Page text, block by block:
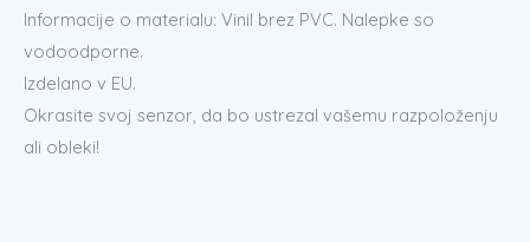
Informacije o materialu: Vinil brez PVC. Nalepke so
vodoodporne.
Izdelano v EU.
Okrasite svoj senzor, da bo ustrezal vašemu razpoloženju
ali obleki!